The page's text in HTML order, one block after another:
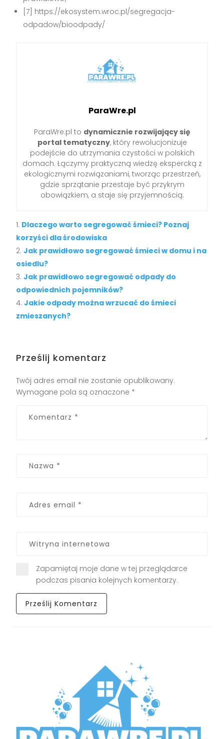
[7] https://ekosystem.wroc.pl/segregacja-
odpadow/bioodpady/
ParaWre.pl
ParaWre.pl to dynamicznie rozwijający się
portal tematyczny, który rewolucjonizuje
podejście do utrzymania czystości w polskich
domach. Łączymy praktyczną wiedzę ekspercką z
ekologicznymi rozwiązaniami, tworząc przestrzeń,
gdzie sprzątanie przestaje być przykrym
obowiązkiem, a staje się przyjemnością.
Dlaczego warto segregować śmieci? Poznaj
korzyści dla środowiska
Jak prawidłowo segregować śmieci w domu i na
osiedlu?
Jak prawidłowo segregować odpady do
odpowiednich pojemników?
Jakie odpady można wrzucać do śmieci
zmieszanych?
Prześlij komentarz
Twój adres email nie zostanie opublikowany.
Wymagane pola są oznaczone *
Zapamiętaj moje dane w tej przeglądarce
podczas pisania kolejnych komentarzy.